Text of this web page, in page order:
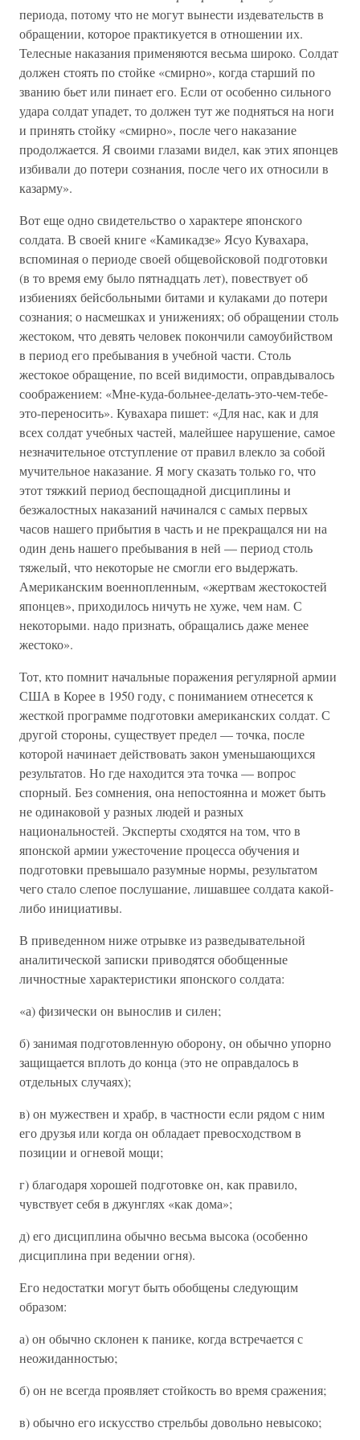
периода, потому что не могут вынести издевательств в
обращении, которое практикуется в отношении их.
Телесные наказания применяются весьма широко. Солдат
должен стоять по стойке «смирно», когда старший по
званию бьет или пинает его. Если от особенно сильного
удара солдат упадет, то должен тут же подняться на ноги
и принять стойку «смирно», после чего наказание
продолжается. Я своими глазами видел, как этих японцев
избивали до потери сознания, после чего их относили в
казарму».
Вот еще одно свидетельство о характере японского
солдата. В своей книге «Камикадзе» Ясуо Кувахара,
вспоминая о периоде своей общевойсковой подготовки
(в то время ему было пятнадцать лет), повествует об
избиениях бейсбольными битами и кулаками до потери
сознания; о насмешках и унижениях; об обращении столь
жестоком, что девять человек покончили самоубийством
в период его пребывания в учебной части. Столь
жестокое обращение, по всей видимости, оправдывалось
соображением: «Мне-куда-больнее-делать-это-чем-тебе-
это-переносить». Кувахара пишет: «Для нас, как и для
всех солдат учебных частей, малейшее нарушение, самое
незначительное отступление от правил влекло за собой
мучительное наказание. Я могу сказать только го, что
этот тяжкий период беспощадной дисциплины и
безжалостных наказаний начинался с самых первых
часов нашего прибытия в часть и не прекращался ни на
один день нашего пребывания в ней — период столь
тяжелый, что некоторые не смогли его выдержать.
Американским военнопленным, «жертвам жестокостей
японцев», приходилось ничуть не хуже, чем нам. С
некоторыми. надо признать, обращались даже менее
жестоко».
Тот, кто помнит начальные поражения регулярной армии
США в Корее в 1950 году, с пониманием отнесется к
жесткой программе подготовки американских солдат. С
другой стороны, существует предел — точка, после
которой начинает действовать закон уменьшающихся
результатов. Но где находится эта точка — вопрос
спорный. Без сомнения, она непостоянна и может быть
не одинаковой у разных людей и разных
национальностей. Эксперты сходятся на том, что в
японской армии ужесточение процесса обучения и
подготовки превышало разумные нормы, результатом
чего стало слепое послушание, лишавшее солдата какой-
либо инициативы.
В приведенном ниже отрывке из разведывательной
аналитической записки приводятся обобщенные
личностные характеристики японского солдата:
«а) физически он вынослив и силен;
б) занимая подготовленную оборону, он обычно упорно
защищается вплоть до конца (это не оправдалось в
отдельных случаях);
в) он мужествен и храбр, в частности если рядом с ним
его друзья или когда он обладает превосходством в
позиции и огневой мощи;
г) благодаря хорошей подготовке он, как правило,
чувствует себя в джунглях «как дома»;
д) его дисциплина обычно весьма высока (особенно
дисциплина при ведении огня).
Его недостатки могут быть обобщены следующим
образом:
а) он обычно склонен к панике, когда встречается с
неожиданностью;
б) он не всегда проявляет стойкость во время сражения;
в) обычно его искусство стрельбы довольно невысоко;